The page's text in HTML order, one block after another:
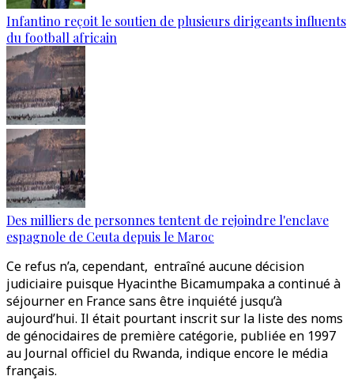
Infantino reçoit le soutien de plusieurs dirigeants influents
du football africain
Des milliers de personnes tentent de rejoindre l'enclave
espagnole de Ceuta depuis le Maroc
Ce refus n’a, cependant, entraîné aucune décision
judiciaire puisque Hyacinthe Bicamumpaka a continué à
séjourner en France sans être inquiété jusqu’à
aujourd’hui. Il était pourtant inscrit sur la liste des noms
de génocidaires de première catégorie, publiée en 1997
au Journal officiel du Rwanda, indique encore le média
français.